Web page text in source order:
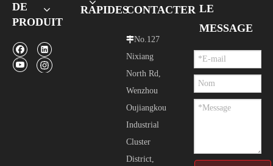
DE
PRODUIT
RAPIDESCONTACTER
No.127
Nixiang
North Rd,
Wenzhou
Oujiangkou
Industrial
Cluster
District,
LE
MESSAGE